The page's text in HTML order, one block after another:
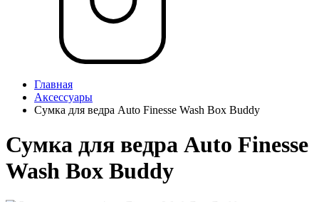
Главная
Аксессуары
Сумка для ведра Auto Finesse Wash Box Buddy
Сумка для ведра Auto Finesse
Wash Box Buddy